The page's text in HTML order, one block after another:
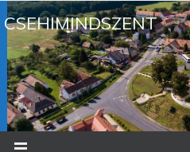
Megszakítás
CSEHIMINDSZENT